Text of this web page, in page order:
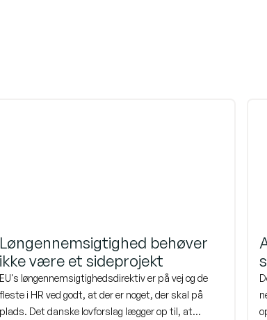
Løngennemsigtighed behøver
ikke være et sideprojekt
EU's løngennemsigtighedsdirektiv er på vej og de
fleste i HR ved godt, at der er noget, der skal på
plads. Det danske lovforslag lægger op til, at